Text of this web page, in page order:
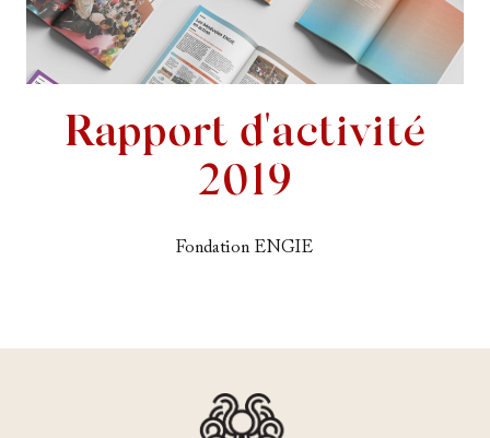
Rapport d'activité
2019
Fondation ENGIE